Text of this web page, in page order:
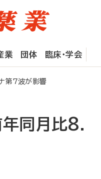
業 団体 臨床・学会
第7波が影響
同月比8.